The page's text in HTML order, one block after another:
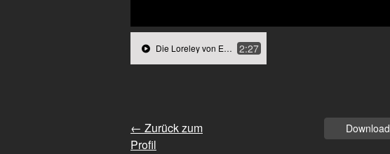
Die Loreley von Erich Kästner - 18.03.22, 16.56.m4a 2:27
← Zurück zum
Profil
Download